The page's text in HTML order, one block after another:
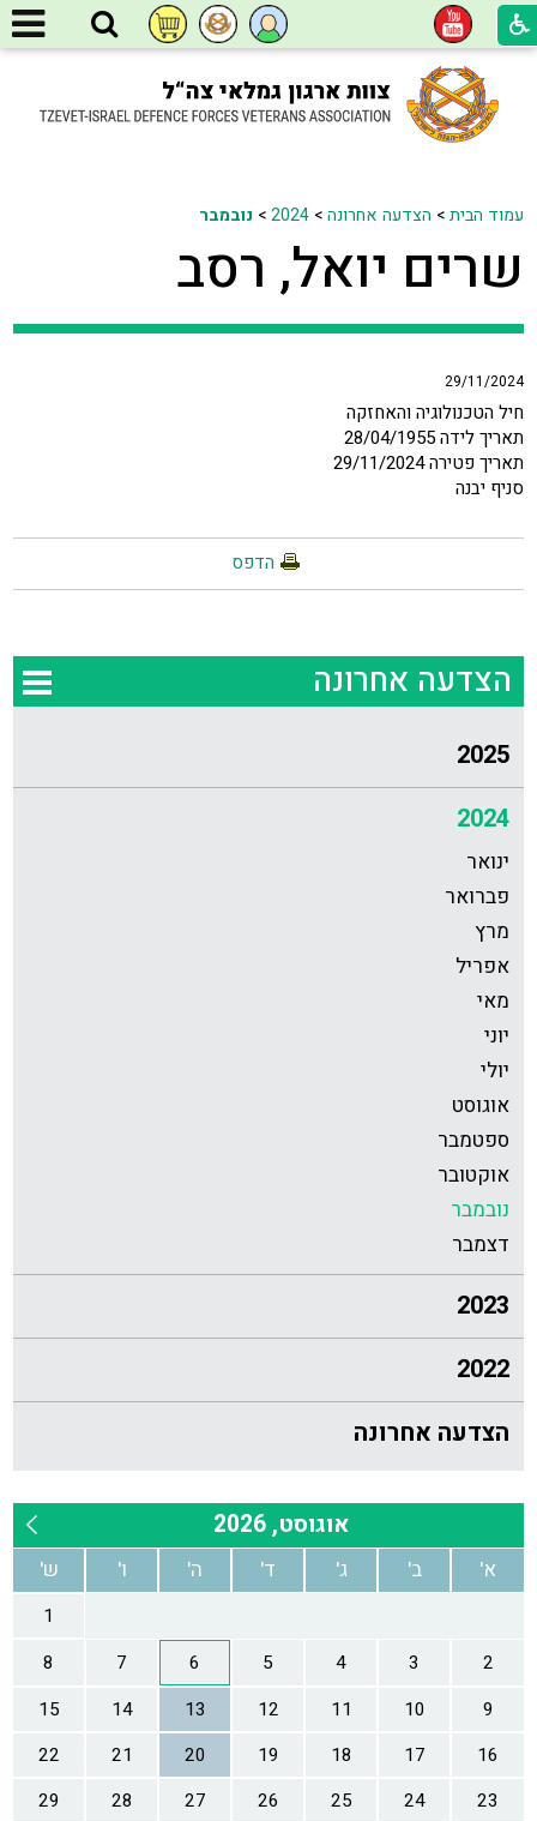
עמוד הבית> הצדעה אחרונה>
2024
>נובמבר
שרים יואל, רסב
29/11/2024
חיל הטכנולוגיה והאחזקה
תאריך לידה 28/04/1955
תאריך פטירה 29/11/2024
סניף יבנה
הדפס
הצדעה אחרונה
2025
2024
ינואר
פברואר
מרץ
אפריל
מאי
יוני
יולי
אוגוסט
ספטמבר
אוקטובר
נובמבר
דצמבר
2023
2022
הצדעה אחרונה